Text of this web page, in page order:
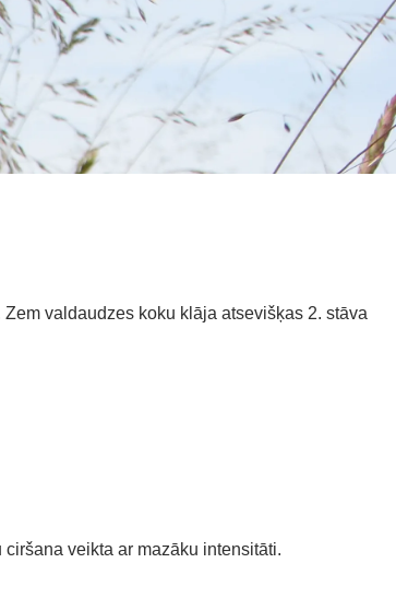
valdaudzes koku klāja atsevišķas 2. stāva
veikta ar mazāku intensitāti.